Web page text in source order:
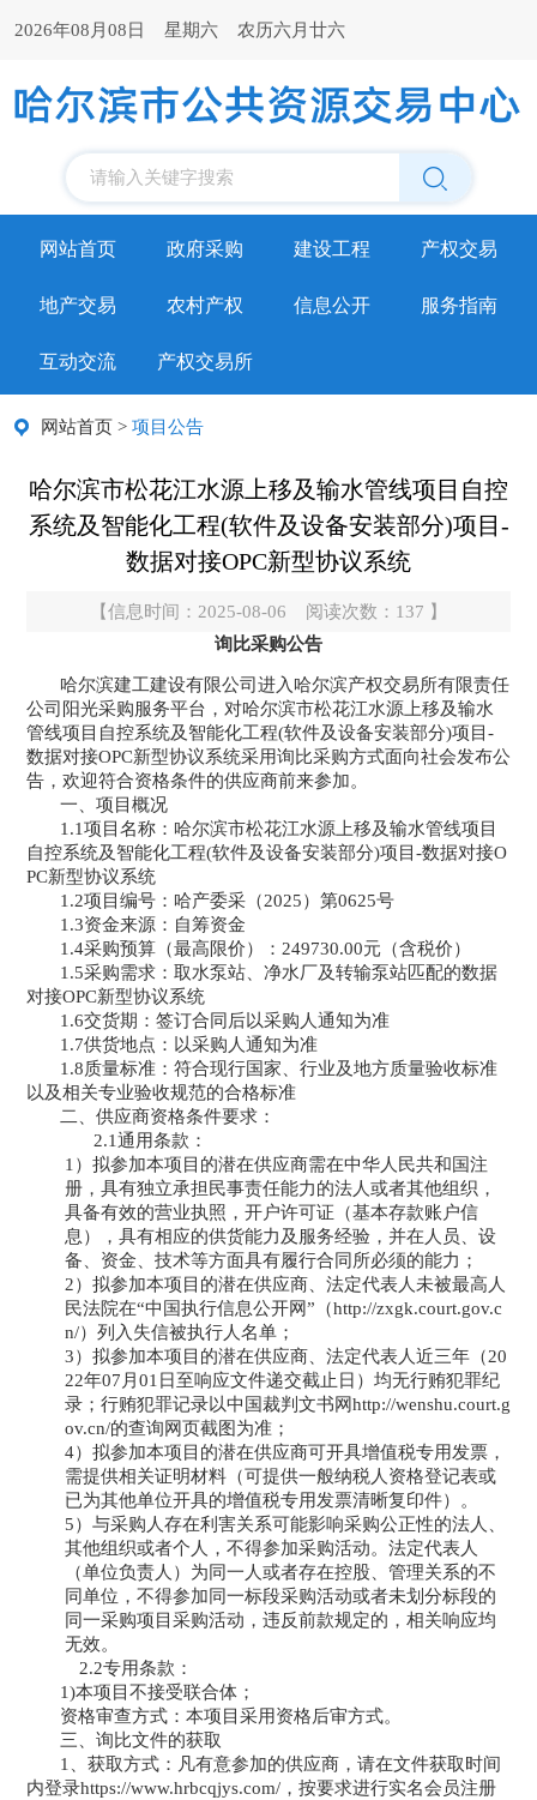
2026年08月08日 星期六 农历六月廿六
请输入关键字搜索
网站首页 政府采购 建设工程 产权交易
地产交易 农村产权 信息公开 服务指南
互动交流 产权交易所
网站首页 > 项目公告
哈尔滨市松花江水源上移及输水管线项目自控
系统及智能化工程(软件及设备安装部分)项目-
数据对接OPC新型协议系统
【信息时间：2025-08-06 阅读次数： 137 】
询比采购公告
哈尔滨建工建设有限公司进入哈尔滨产权交易所有限责任
公司阳光采购服务平台，对哈尔滨市松花江水源上移及输水
管线项目自控系统及智能化工程(软件及设备安装部分)项目 -
数据对接OPC新型协议系统采用询比采购方式面向社会发布公
告，欢迎符合资格条件的供应商前来参加。
一、项目概况
1.1项目名称： 哈尔滨市松花江水源上移及输水管线项目
自控系统及智能化工程(软件及设备安装部分)项目 -数据对接O
PC新型协议系统
1.2项目编号：哈产委采（2025）第0625号
1.3资金来源： 自筹资金
1.4采购预算（最高限价）： 249730.00元（含税价）
1.5采购需求：取水泵站、净水厂及转输泵站匹配的数据
对接OPC新型协议系统
1.6交货期：签订合同后以采购人通知为准
1.7供货地点 ： 以采购人通知为准
1.8质量标准：符合现行国家、行业及地方质量验收标准
以及相关专业验收规范的合格标准
二、供应商资格条件要求：
2.1通用条款：
1） 拟参加本项目的潜在供应商需在中华人民共和国注
册，具有独立承担民事责任能力的法人或者其他组织，
具备有效的营业执照，开户许可证（基本存款账户信
息），具有相应的供货能力及服务经验，并在人员、设
备、资金、技术等方面具有履行合同所必须的能力；
2） 拟参加本项目的潜在供应商、法定代表人未被最高人
民法院在“中国执行信息公开网”（http://zxgk.court.gov.c
n/）列入失信被执行人名单；
3） 拟参加本项目的潜在供应商、法定代表人近三年（20
22年07 月 01日至响应文件递交截止日）均无行贿犯罪纪
录；行贿犯罪记录以中国裁判文书网http://wenshu.court.g
ov.cn/的查询网页截图为准；
4） 拟参加本项目的潜在供应商可开具增值税专用发票，
需提供相关证明材料（可提供一般纳税人资格登记表或
已为其他单位开具的增值税专用发票清晰复印件）。
5） 与采购人存在利害关系可能影响采购公正性的法人、
其他组织或者个人，不得参加采购活动。法定代表人
（单位负责人）为同一人或者存在控股、管理关系的不
同单位，不得参加同一标段采购活动或者未划分标段的
同一采购项目采购活动， 违反前款规定的，相关响应均
无效。
2.2专用条款 ：
1)本项目不接受联合体；
资格审查方式：本项目采用资格后审方式。
三、询比文件的获取
1、获取方式：凡有意参加的供应商 ， 请在文件获取时间
内登录https://www.hrbcqjys.com/，按要求进行实名会员注册